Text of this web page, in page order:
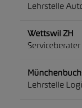
Lehrstelle
Wettswil ZH
Lehrstelle